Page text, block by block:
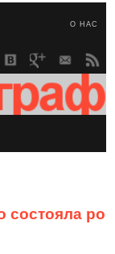
О НАС
состояла